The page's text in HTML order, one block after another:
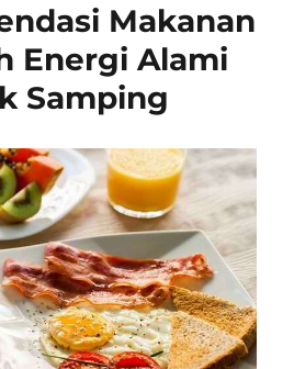
Makanan
Energi Alami
Samping